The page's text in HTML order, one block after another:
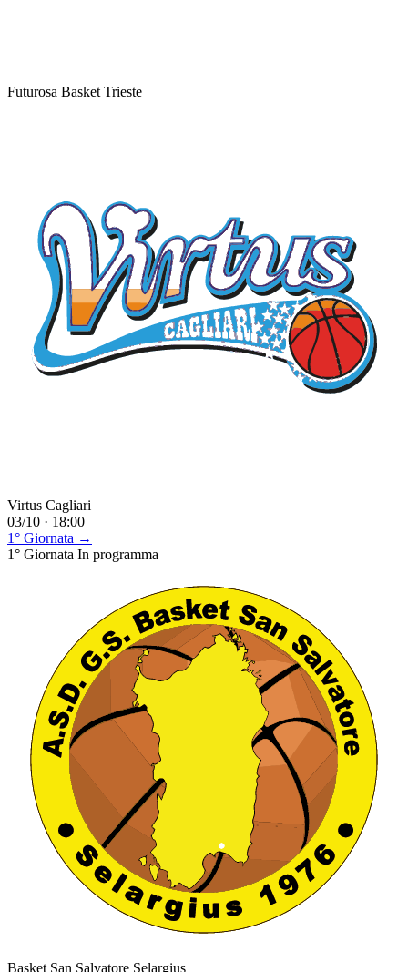
Futurosa Basket Trieste
Virtus Cagliari
03/10 · 18:00
1° Giornata →
1° Giornata In programma
Basket San Salvatore Selargius